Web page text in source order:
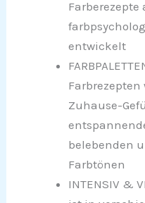
Farberezepte
entwickelt
Zuhause-
belebenden
Farbtönen
INTENSIV &